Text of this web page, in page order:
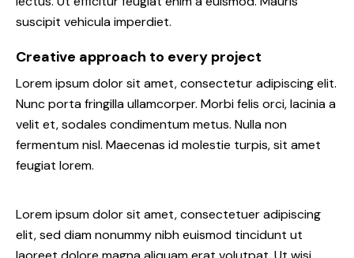
suscipit vehicula imperdiet.
Creative approach to every project
Lorem ipsum dolor sit amet, consectetur adipiscing elit.
Nunc porta fringilla ullamcorper. Morbi felis orci, lacinia a
velit et, sodales condimentum metus. Nulla non
fermentum nisl. Maecenas id molestie turpis, sit amet
feugiat lorem.
Lorem ipsum dolor sit amet, consectetuer adipiscing
elit, sed diam nonummy nibh euismod tincidunt ut